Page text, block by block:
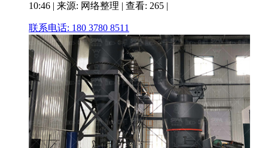
10:46 | 来源: 网络整理 | 查看: 265 |
联系电话: 180 3780 8511